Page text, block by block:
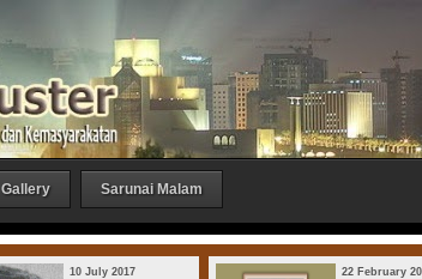
Gallery Sarunai Malam
10 July 2017 22 February 2017